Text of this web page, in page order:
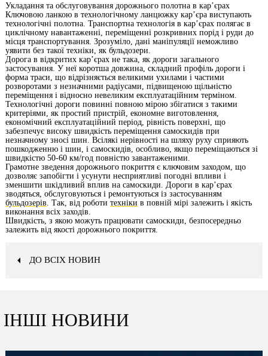
Укладання та обслуговування дорожнього полотна в кар’єрах
Ключовою ланкою в технологічному ланцюжку кар’єра виступають
технологічні полотна. Транспортна технологія в кар’єрах полягає в
циклічному навантаженні, переміщенні розкривних порід і руди до
місця транспортування. Зрозуміло, дані маніпуляції неможливо
уявити без такої техніки, як бульдозери.
Дорога в відкритих кар’єрах не така, як дороги загального
застосування. У неї коротша довжина, складний профіль дороги і
форма траси, що відрізняється великими ухилами і частими
розворотами з незначними радіусами, підвищеною щільністю
переміщення і відносно невеликим експлуатаційним терміном.
Технологічні дороги повинні повною мірою збігатися з такими
критеріями, як простий пристрій, економне виготовлення,
економічний експлуатаційний період, рівність поверхні, що
забезпечує високу швидкість переміщення самоскидів при
незначному зносі шин. Всілякі нерівності на шляху руху сприяють
пошкодженню і шин, і самоскидів, особливо, якщо переміщаються зі
швидкістю 50-60 км/год повністю завантаженими.
Грамотне зведення дорожнього покриття є ключовим заходом, що
дозволяє запобігти і усунути несприятливі погодні впливи і
зменшити шкідливий вплив на самоскиди. Дороги в кар’єрах
зводяться, обслуговуються і ремонтуються із застосуванням
бульдозерів . Так, від роботи техніки в повній мірі залежить і якість
виконання всіх заходів.
Швидкість, з якою можуть працювати самоскиди, безпосередньо
залежить від якості дорожнього покриття.
ДО ВСІХ НОВИН
ІНШІ НОВИНИ